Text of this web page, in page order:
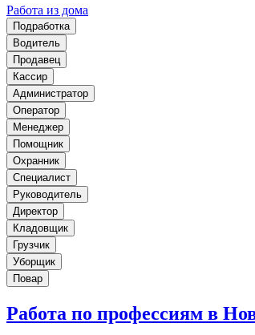
Работа из дома
Подработка
Водитель
Продавец
Кассир
Администратор
Оператор
Менеджер
Помощник
Охранник
Специалист
Руководитель
Директор
Кладовщик
Грузчик
Уборщик
Повар
Работа по профессиям в